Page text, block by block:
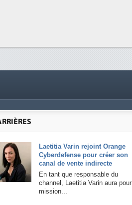
Laetitia Varin rejoint Orange
Cyberdefense pour créer son
canal de vente indirecte
En tant que responsable du
channel, Laetitia Varin aura pour
mission...